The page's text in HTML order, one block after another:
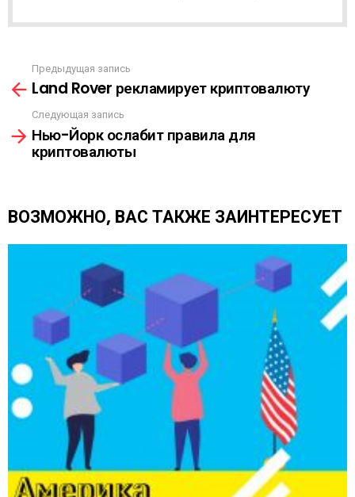
С
Ы
Л
К
А
м
р
е
щ
е
Предыдущая запись
Land Rover рекламирует криптовалюту
Следующая запись
Нью-Йорк ослабит правила для
криптовалюты
ВОЗМОЖНО, ВАС ТАКЖЕ ЗАИНТЕРЕСУЕТ